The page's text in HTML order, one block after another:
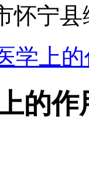
怀宁
学上
的